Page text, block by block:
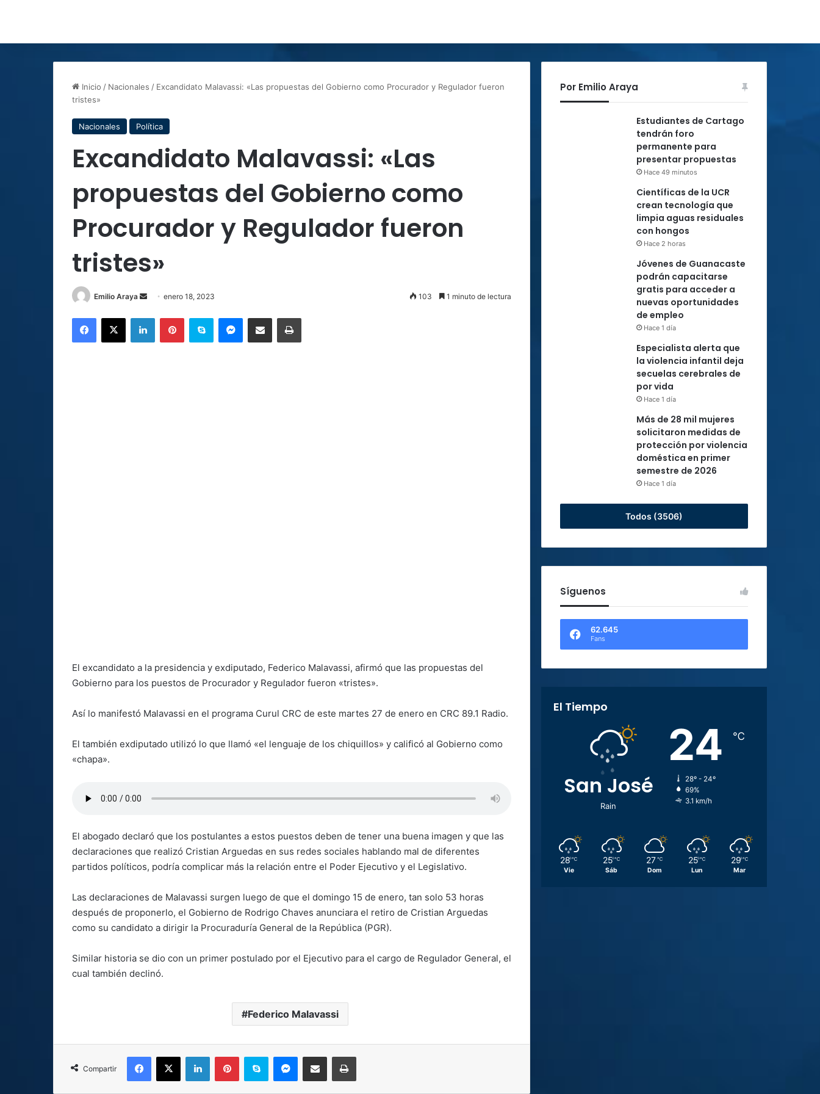
Inicio / Nacionales / Excandidato Malavassi: «Las propuestas del Gobierno como Procurador y Regulador fueron
tristes»
Nacionales Política
Excandidato Malavassi: «Las
propuestas del Gobierno como
Procurador y Regulador fueron
tristes»
Emilio Araya
Sendenero 18, 2023 103 1 minuto de lectura
Facebook
X LinkedInPinterestSkype MessengerCompartir por correo electrónicoImprimir
El excandidato a la presidencia y exdiputado, Federico Malavassi, afirmó que las propuestas del
Gobierno para los puestos de Procurador y Regulador fueron «tristes».
Así lo manifestó Malavassi en el programa Curul CRC de este martes 27 de enero en CRC 89.1 Radio.
El también exdiputado utilizó lo que llamó «el lenguaje de los chiquillos» y calificó al Gobierno como
«chapa».
El abogado declaró que los postulantes a estos puestos deben de tener una buena imagen y que las
declaraciones que realizó Cristian Arguedas en sus redes sociales hablando mal de diferentes
partidos políticos, podría complicar más la relación entre el Poder Ejecutivo y el Legislativo.
Las declaraciones de Malavassi surgen luego de que el domingo 15 de enero, tan solo 53 horas
después de proponerlo, el Gobierno de Rodrigo Chaves anunciara el retiro de Cristian Arguedas
como su candidato a dirigir la Procuraduría General de la República (PGR).
Similar historia se dio con un primer postulado por el Ejecutivo para el cargo de Regulador General, el
cual también declinó.
Federico Malavassi
Compartir
Facebook
X LinkedInPinterestSkype MessengerCompartir por correo electrónicoImprimir
Por Emilio Araya
Estudiantes de Cartago
tendrán foro
permanente para
presentar propuestas
Hace 49 minutos
Científicas de la UCR
crean tecnología que
limpia aguas residuales
con hongos
Hace 2 horas
Jóvenes de Guanacaste
podrán capacitarse
gratis para acceder a
nuevas oportunidades
de empleo
Hace 1 día
Especialista alerta que
la violencia infantil deja
secuelas cerebrales de
por vida
Hace 1 día
Más de 28 mil mujeres
solicitaron medidas de
protección por violencia
doméstica en primer
semestre de 2026
Hace 1 día
Todos (3506)
Síguenos
62.645
Fans
El Tiempo
San José
Rain
24 ℃
28º - 24º
69%
3.1 km/h
28 ℃
Vie
25 ℃
Sáb
27 ℃
Dom
25 ℃
Lun
29 ℃
Mar